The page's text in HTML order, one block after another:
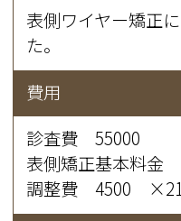
表側ワイヤー矯正
た。
費用
診査費 55000
表側矯正基本料金
調整費 4500